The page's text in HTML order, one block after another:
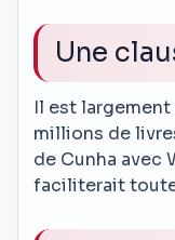
Une
Il est largement
millions de
de Cunha avec
faciliterait